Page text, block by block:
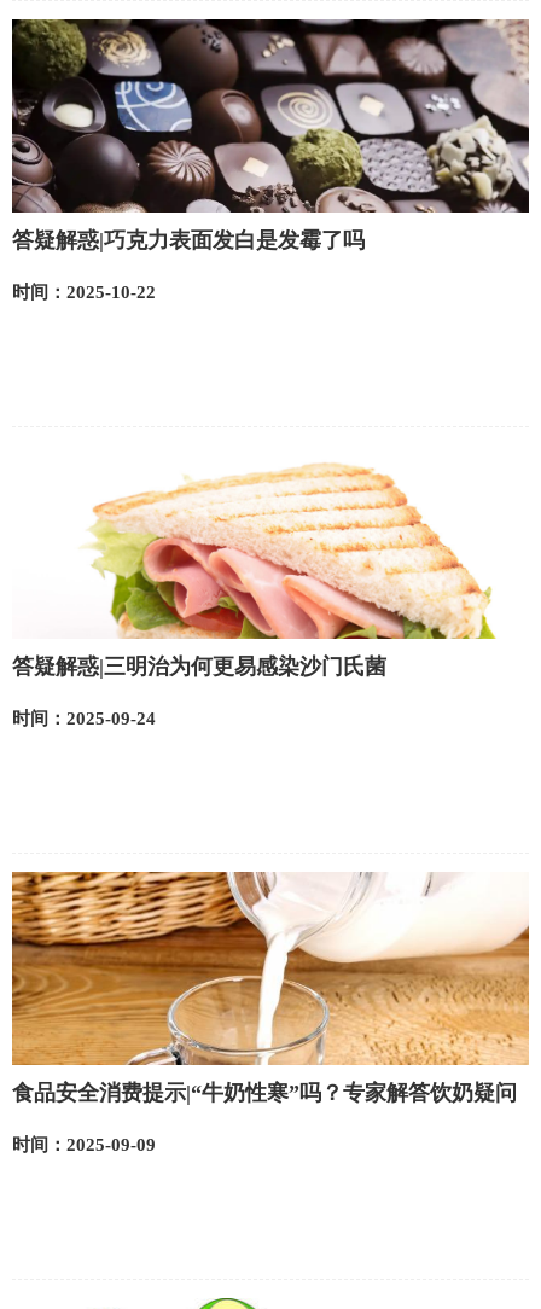
答疑解惑|巧克力表面发白是发霉了吗
时间：2025-10-22
答疑解惑|三明治为何更易感染沙门氏菌
时间：2025-09-24
食品安全消费提示|“牛奶性寒”吗？专家解答饮奶疑问
时间：2025-09-09